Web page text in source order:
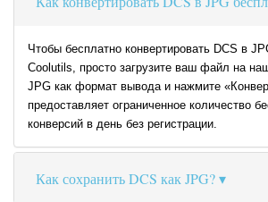
Чтобы бесплатно конвертировать DCS в
Coolutils, просто загрузите ваш файл на
JPG как формат вывода и нажмите
предоставляет ограниченное количество
конверсий в день без регистрации.
Как сохранить DCS как JPG?